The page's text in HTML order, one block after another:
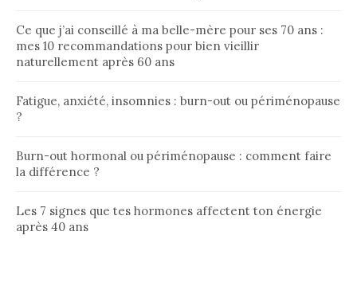
Ce que j’ai conseillé à ma belle-mère pour ses 70 ans :
mes 10 recommandations pour bien vieillir
naturellement après 60 ans
Fatigue, anxiété, insomnies : burn-out ou périménopause
?
Burn-out hormonal ou périménopause : comment faire
la différence ?
Les 7 signes que tes hormones affectent ton énergie
après 40 ans